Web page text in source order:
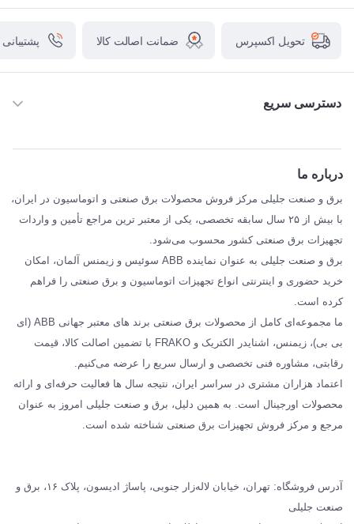
تحویل اکسپرس ضمانت اصالت کالا
دسترسی سریع
SCHNEIDER
فراکو FRAKO
مقالات تخصصی برق صنعتی
درباره ما
برق و صنعت جلیلی مرکز فروش محصولات برق صنعتی و اتوماسیون در ایران،
با بیش از ۲۵ سال سابقه تخصصی، یکی از معتبر ترین مراجع تأمین و واردات
تجهیزات برق صنعتی کشور محسوب می‌شود.
برق و صنعت جلیلی به عنوان نماینده ABB سوئیس و زیمنس آلمان، امکان
خرید حضوری و اینترنتی انواع تجهیزات اتوماسیون و برق صنعتی را فراهم
کرده است.
ما مجموعه‌ای کامل از محصولات برق صنعتی برند های معتبر جهانی ABB (ای
بی بی)، زیمنس، اشنایدر الکتریک و FRAKO با تضمین اصالت کالا، قیمت
رقابتی، مشاوره فنی تخصصی و ارسال سریع را عرضه می‌کنیم.
اعتماد هزاران مشتری در سراسر ایران، نتیجه سال ها فعالیت حرفه‌ای و ارائه
محصولات اورجینال است. به همین دلیل، برق و صنعت جلیلی امروز به عنوان
مرجع و مرکز فروش تجهیزات برق صنعتی شناخته شده است.
آدرس فروشگاه: تهران، خیابان لاله‌زار جنوبی، پاساژ ادیسون، پلاک ۱۶، برق و
صنعت جلیلی